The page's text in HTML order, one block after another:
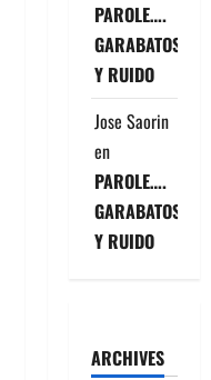
PAROLE….
GARABATOS
Y RUIDO
Jose Saorin
en
PAROLE….
GARABATOS
Y RUIDO
ARCHIVES